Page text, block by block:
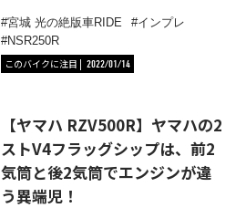
宮城 光の絶版車RIDE
インプレ
NSR250R
このバイクに注目
2022/01/14
【ヤマハ RZV500R】ヤマハの2
ストV4フラッグシップは、前2
気筒と後2気筒でエンジンが違
う異端児！